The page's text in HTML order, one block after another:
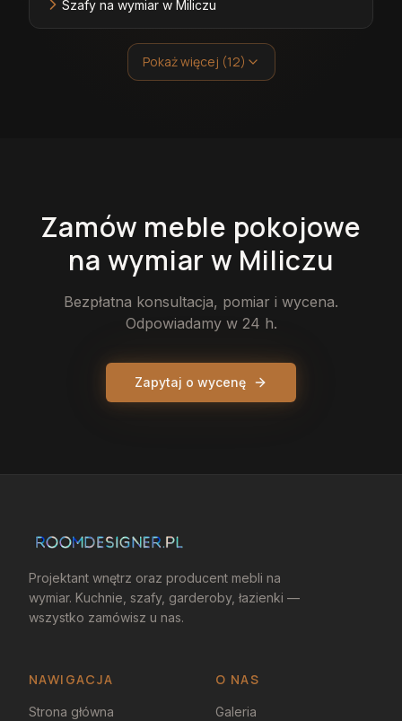
Szafy na wymiar w Miliczu
Pokaż więcej (12)
Zamów meble pokojowe
na wymiar w Miliczu
Bezpłatna konsultacja, pomiar i wycena.
Odpowiadamy w 24 h.
Zapytaj o wycenę
Projektant wnętrz oraz producent mebli na
wymiar. Kuchnie, szafy, garderoby, łazienki —
wszystko zamówisz u nas.
NAWIGACJA O NAS
Strona główna
Galeria